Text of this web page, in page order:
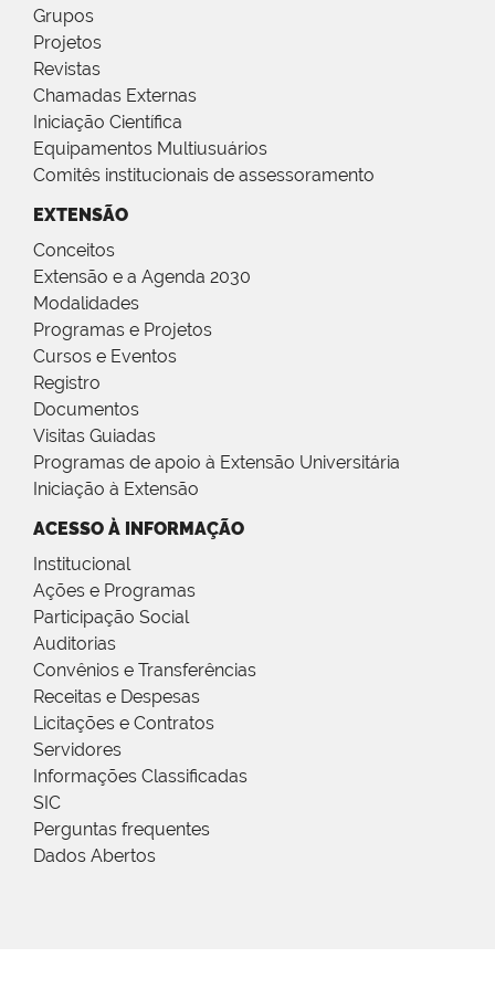
Grupos
Projetos
Revistas
Chamadas Externas
Iniciação Científica
Equipamentos Multiusuários
Comitês institucionais de assessoramento
EXTENSÃO
Conceitos
Extensão e a Agenda 2030
Modalidades
Programas e Projetos
Cursos e Eventos
Registro
Documentos
Visitas Guiadas
Programas de apoio à Extensão Universitária
Iniciação à Extensão
ACESSO À INFORMAÇÃO
Institucional
Ações e Programas
Participação Social
Auditorias
Convênios e Transferências
Receitas e Despesas
Licitações e Contratos
Servidores
Informações Classificadas
SIC
Perguntas frequentes
Dados Abertos